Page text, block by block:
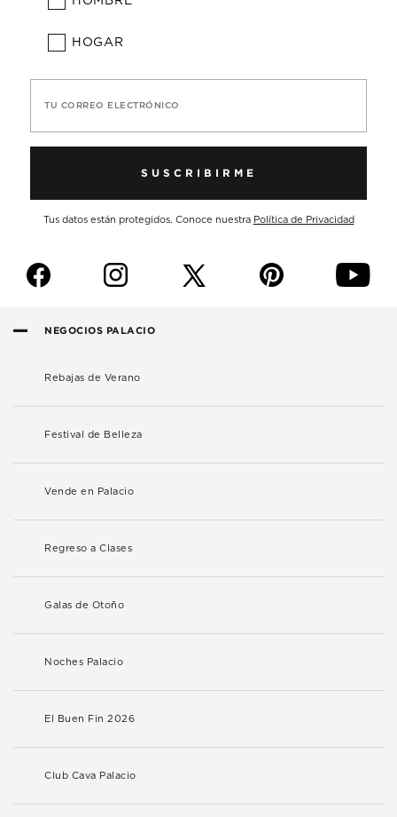
HOGAR
TU CORREO ELECTRÓNICO
SUSCRIBIRME
Tus datos están protegidos. Conoce nuestra Política de Privacidad
f i p y
NEGOCIOS PALACIO
Rebajas de Verano
Festival de Belleza
Vende en Palacio
Regreso a Clases
Galas de Otoño
Noches Palacio
El Buen Fin 2026
Club Cava Palacio